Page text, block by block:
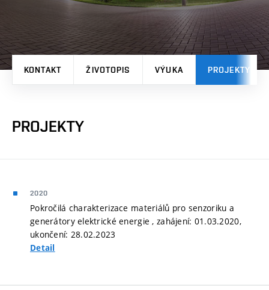
KONTAKT ŽIVOTOPIS VÝUKA PROJEKTY
PROJEKTY
2020
Pokročilá charakterizace materiálů pro senzoriku a
generátory elektrické energie , zahájení: 01.03.2020,
ukončení: 28.02.2023
Detail